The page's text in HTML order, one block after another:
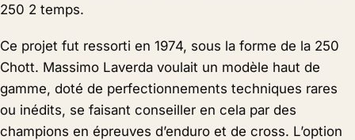
250 2 temps.
Ce projet fut ressorti en 1974, sous la forme de la 250
Chott. Massimo Laverda voulait un modèle haut de
gamme, doté de perfectionnements techniques rares
ou inédits, se faisant conseiller en cela par des
champions en épreuves d’enduro et de cross. L’option